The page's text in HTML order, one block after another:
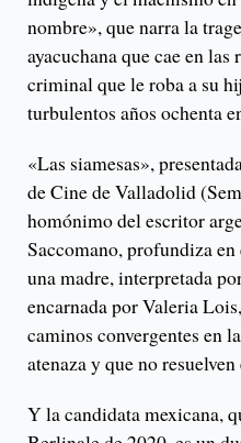
nombre», que narra la
ayacuchana que cae en
criminal que le roba a su
turbulentos años ochenta
«Las siamesas»,
de Cine de Valladolid
homónimo del escritor
Saccomano, profundiza
una madre, interpretada
encarnada por Valeria
caminos convergentes en
atenaza y que no
Y la candidata mexicana,